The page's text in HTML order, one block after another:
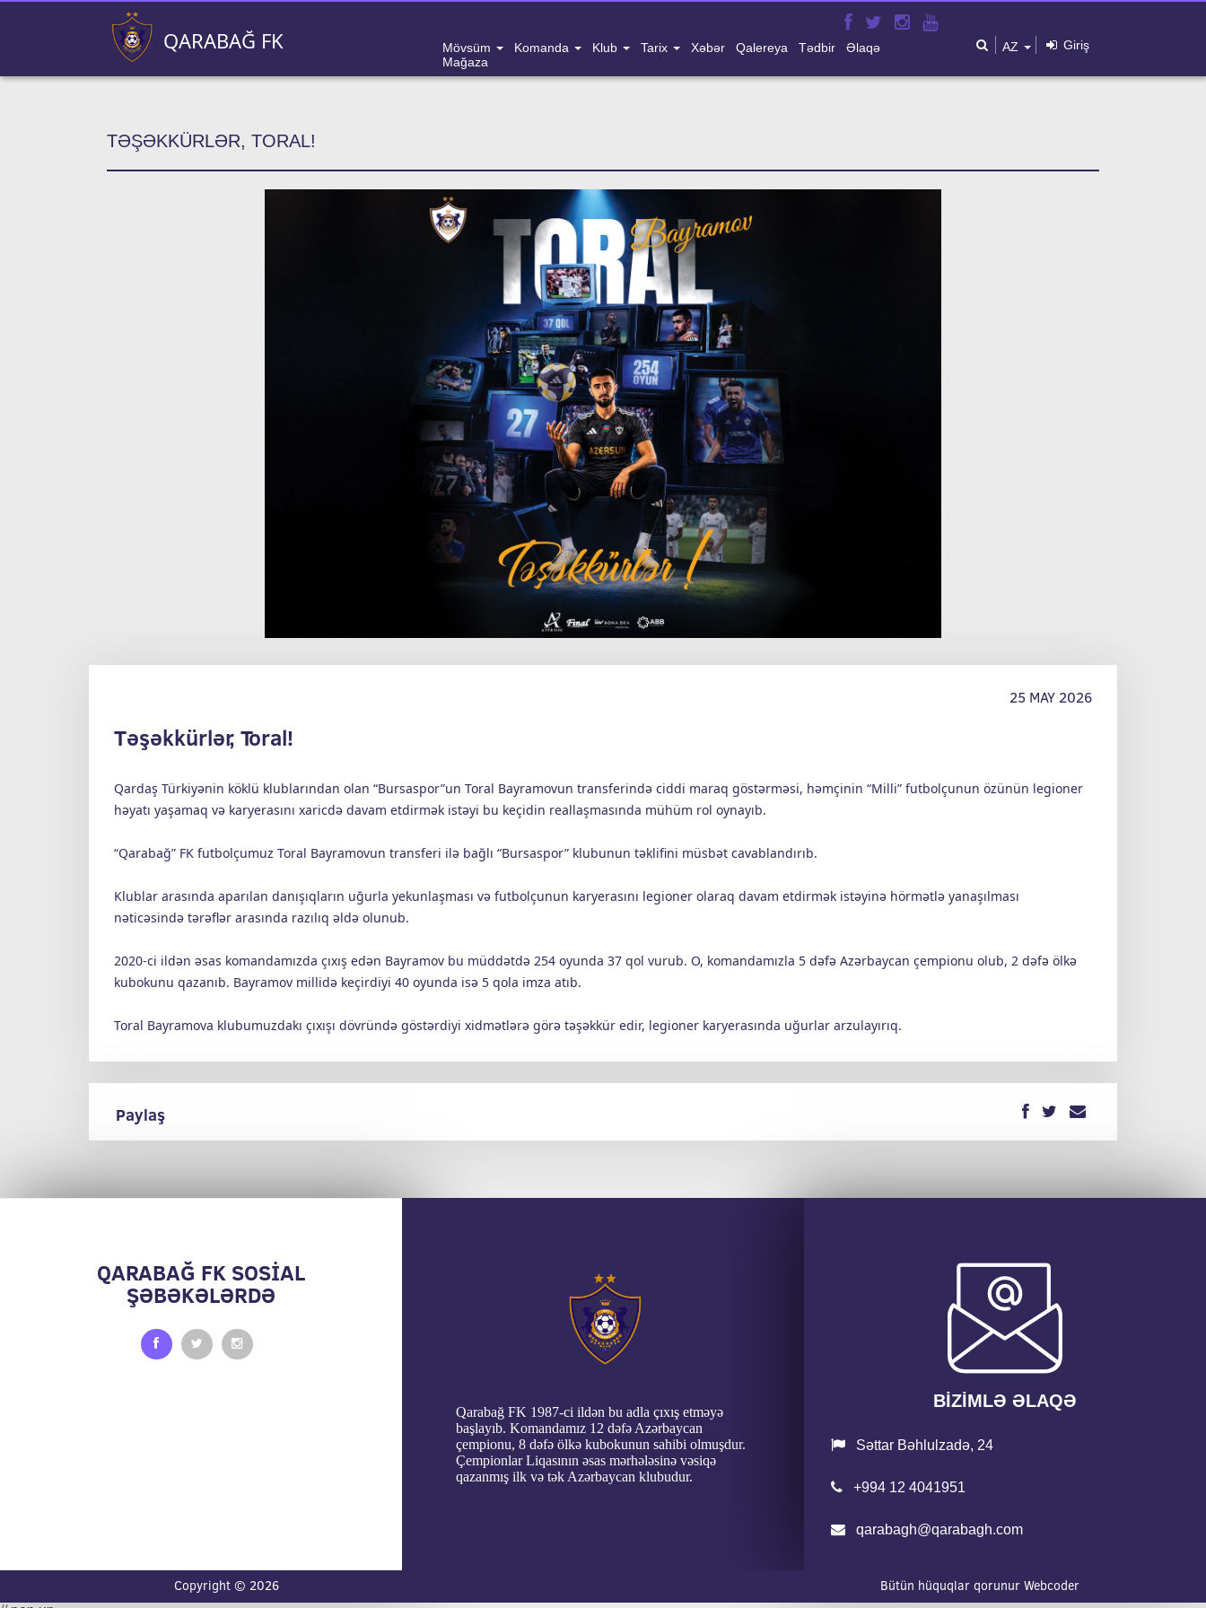
QARABAĞ FK Mövsüm Komanda Klub Tarix Xəbər Qalereya Tədbir
Əlaqə
Mağaza
AZ Giriş
TƏŞƏKKÜRLƏR, TORAL!
25 MAY 2026
Təşəkkürlər, Toral!
Qardaş Türkiyənin köklü klublarından olan “Bursaspor”un Toral Bayramovun transferində ciddi maraq göstərməsi, həmçinin “Milli” futbolçunun özünün legioner
həyatı yaşamaq və karyerasını xaricdə davam etdirmək istəyi bu keçidin reallaşmasında mühüm rol oynayıb.
“Qarabağ” FK futbolçumuz Toral Bayramovun transferi ilə bağlı “Bursaspor” klubunun təklifini müsbət cavablandırıb.
Klublar arasında aparılan danışıqların uğurla yekunlaşması və futbolçunun karyerasını legioner olaraq davam etdirmək istəyinə hörmətlə yanaşılması
nəticəsində tərəflər arasında razılıq əldə olunub.
2020-ci ildən əsas komandamızda çıxış edən Bayramov bu müddətdə 254 oyunda 37 qol vurub. O, komandamızla 5 dəfə Azərbaycan çempionu olub, 2 dəfə ölkə
kubokunu qazanıb. Bayramov millidə keçirdiyi 40 oyunda isə 5 qola imza atıb.
Toral Bayramova klubumuzdakı çıxışı dövründə göstərdiyi xidmətlərə görə təşəkkür edir, legioner karyerasında uğurlar arzulayırıq.
Paylaş
QARABAĞ FK SOSİAL
ŞƏBƏKƏLƏRDƏ
Qarabağ FK 1987-ci ildən bu adla çıxış etməyə
başlayıb. Komandamız 12 dəfə Azərbaycan
çempionu, 8 dəfə ölkə kubokunun sahibi olmuşdur.
Çempionlar Liqasının əsas mərhələsinə vəsiqə
qazanmış ilk və tək Azərbaycan klubudur.
BİZİMLƏ ƏLAQƏ
Səttar Bəhlulzadə, 24
+994 12 4041951
qarabagh@qarabagh.com
Copyright © 2026 Bütün hüquqlar qorunur Webcoder